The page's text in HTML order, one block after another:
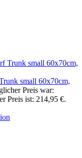
small 60x70cm,
Preis war:
Preis ist: 214,95 €.